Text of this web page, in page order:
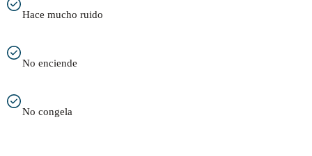
Hace mucho ruido
No enciende
No congela